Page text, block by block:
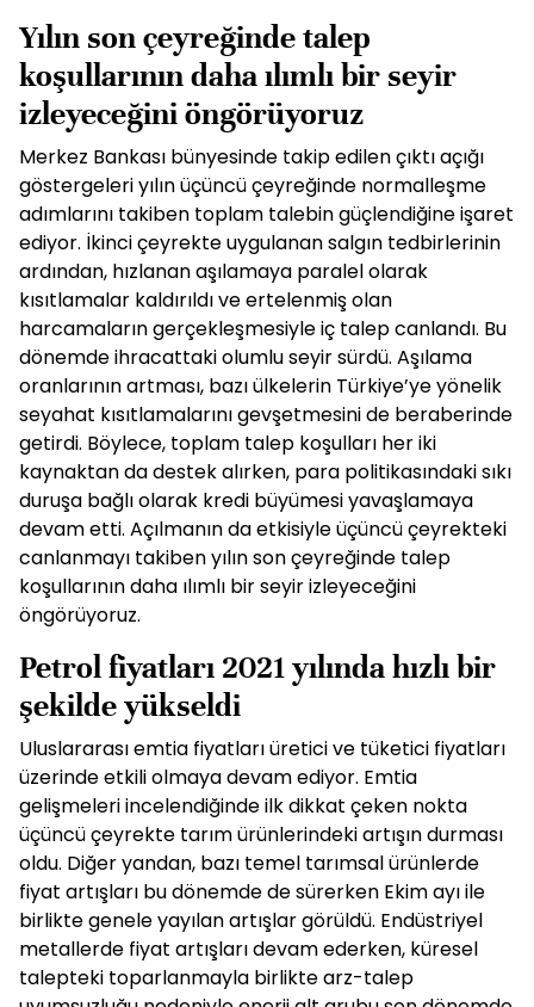
Yılın son çeyreğinde talep
koşullarının daha ılımlı bir seyir
izleyeceğini öngörüyoruz
Merkez Bankası bünyesinde takip edilen çıktı açığı
göstergeleri yılın üçüncü çeyreğinde normalleşme
adımlarını takiben toplam talebin güçlendiğine işaret
ediyor. İkinci çeyrekte uygulanan salgın tedbirlerinin
ardından, hızlanan aşılamaya paralel olarak
kısıtlamalar kaldırıldı ve ertelenmiş olan
harcamaların gerçekleşmesiyle iç talep canlandı. Bu
dönemde ihracattaki olumlu seyir sürdü. Aşılama
oranlarının artması, bazı ülkelerin Türkiye’ye yönelik
seyahat kısıtlamalarını gevşetmesini de beraberinde
getirdi. Böylece, toplam talep koşulları her iki
kaynaktan da destek alırken, para politikasındaki sıkı
duruşa bağlı olarak kredi büyümesi yavaşlamaya
devam etti. Açılmanın da etkisiyle üçüncü çeyrekteki
canlanmayı takiben yılın son çeyreğinde talep
koşullarının daha ılımlı bir seyir izleyeceğini
öngörüyoruz.
Petrol fiyatları 2021 yılında hızlı bir
şekilde yükseldi
Uluslararası emtia fiyatları üretici ve tüketici fiyatları
üzerinde etkili olmaya devam ediyor. Emtia
gelişmeleri incelendiğinde ilk dikkat çeken nokta
üçüncü çeyrekte tarım ürünlerindeki artışın durması
oldu. Diğer yandan, bazı temel tarımsal ürünlerde
fiyat artışları bu dönemde de sürerken Ekim ayı ile
birlikte genele yayılan artışlar görüldü. Endüstriyel
metallerde fiyat artışları devam ederken, küresel
talepteki toparlanmayla birlikte arz-talep